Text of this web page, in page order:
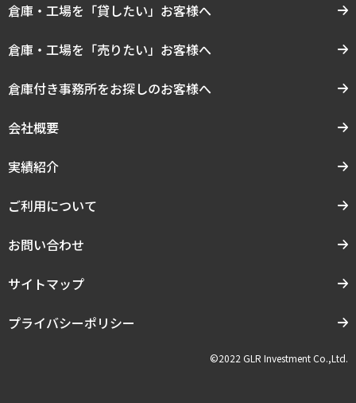
倉庫・工場を「貸したい」お客様へ
倉庫・工場を「売りたい」お客様へ
倉庫付き事務所をお探しのお客様へ
会社概要
実績紹介
ご利用について
お問い合わせ
サイトマップ
プライバシーポリシー
©2022 GLR Investment Co.,Ltd.